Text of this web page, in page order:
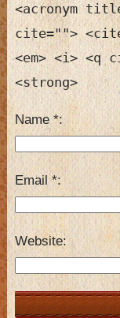
<acronym
cite="">
<em> <i> <q
<strong>
Name*
Email*
Website